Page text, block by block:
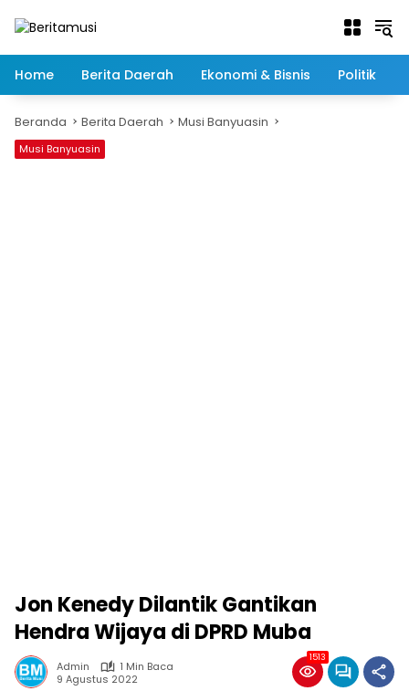
Home
Berita Daerah Ekonomi & Bisnis Politik
Beranda Berita Daerah Musi Banyuasin
Musi Banyuasin
Jon Kenedy Dilantik Gantikan
Hendra Wijaya di DPRD Muba
Admin
1 Min Baca
9 Agustus 2022
1513